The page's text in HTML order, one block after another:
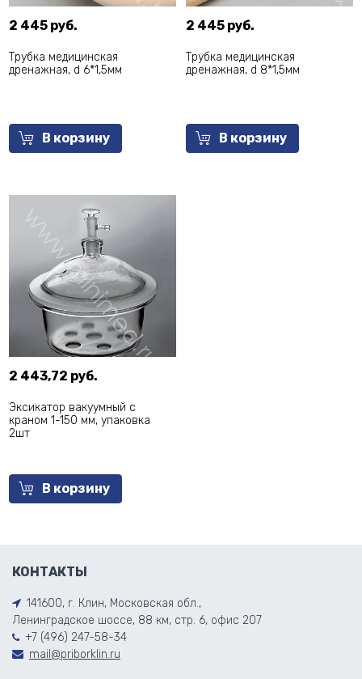
2 445 руб.
Трубка медицинская
дренажная, d 6*1,5мм
В корзину
2 445 руб.
Трубка медицинская
дренажная, d 8*1,5мм
В корзину
2 443,72 руб.
Эксикатор вакуумный с
краном 1-150 мм, упаковка
2шт
В корзину
КОНТАКТЫ
141600, г. Клин, Московская обл.,
Ленинградское шоссе, 88 км, стр. 6, офис 207
+7 (496) 247-58-34
mail@priborklin.ru